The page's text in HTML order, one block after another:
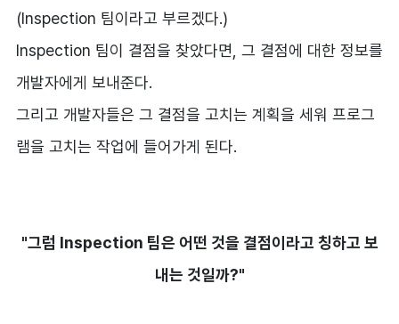
(Inspection 팀이라고 부르겠다.)
Inspection 팀이 결점을 찾았다면, 그 결점에 대한 정보를
개발자에게 보내준다.
그리고 개발자들은 그 결점을 고치는 계획을 세워 프로그
램을 고치는 작업에 들어가게 된다.
"그럼 Inspection 팀은 어떤 것을 결점이라고 칭하고 보
내는 것일까?"